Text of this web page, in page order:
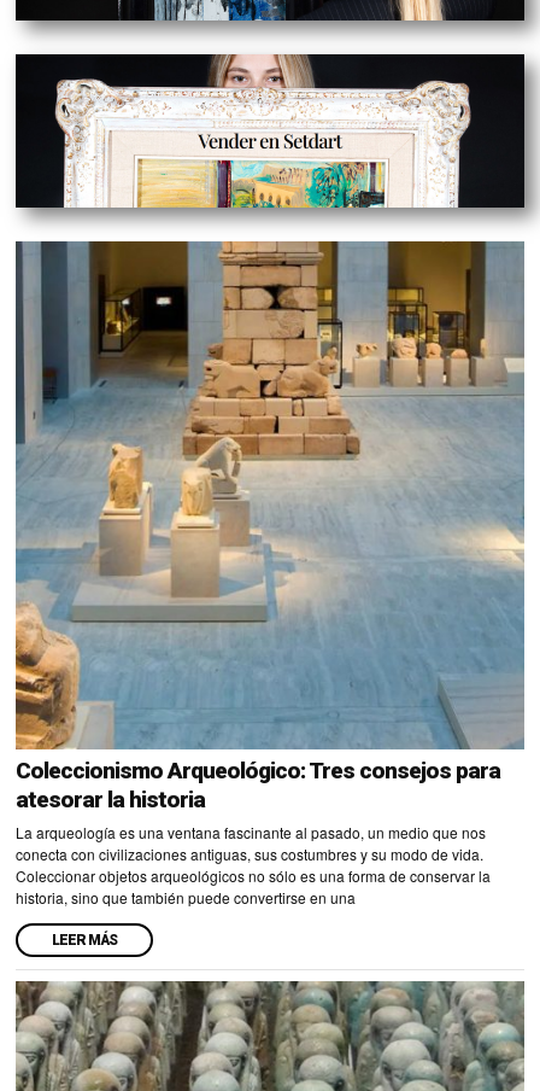
Coleccionismo Arqueológico: Tres consejos para
atesorar la historia
La arqueología es una ventana fascinante al pasado, un medio que nos
conecta con civilizaciones antiguas, sus costumbres y su modo de vida.
Coleccionar objetos arqueológicos no sólo es una forma de conservar la
historia, sino que también puede convertirse en una
LEER MÁS